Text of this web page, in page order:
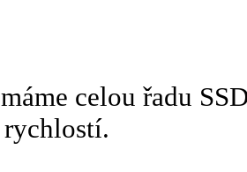
celou řadu